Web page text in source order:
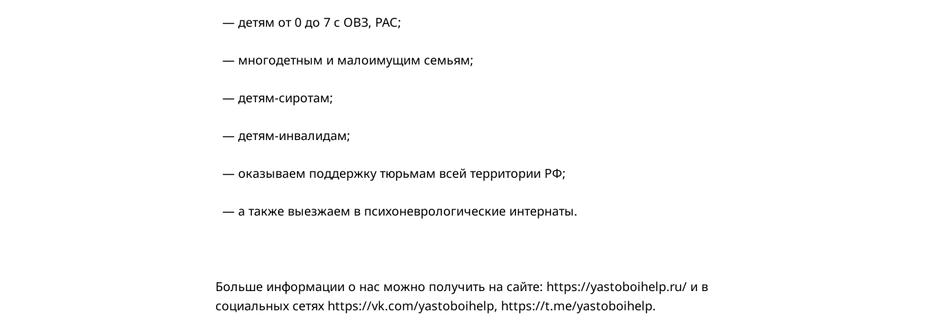
— детям от 0 до 7 с ОВЗ, РАС;
— многодетным и малоимущим семьям;
— детям-сиротам;
— детям-инвалидам;
— оказываем поддержку тюрьмам всей территории РФ;
— а также выезжаем в психоневрологические интернаты.
Больше информации о нас можно получить на сайте: https://yastoboihelp.ru/ и в
социальных сетях https://vk.com/yastoboihelp, https://t.me/yastoboihelp.